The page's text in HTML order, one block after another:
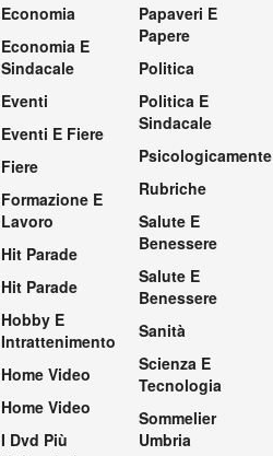
Economia
Economia E
Sindacale
Eventi
Eventi E Fiere
Fiere
Formazione E
Lavoro
Hit Parade
Hit Parade
Hobby E
Intrattenimento
Home Video
Home Video
I Dvd Più
Papaveri E
Papere
Politica
Politica E
Sindacale
Psicologicamente
Rubriche
Salute E
Benessere
Salute E
Benessere
Sanità
Scienza E
Tecnologia
Sommelier
Umbria